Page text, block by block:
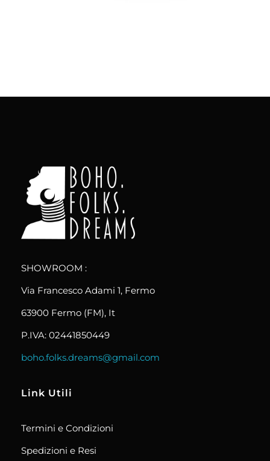
SHOWROOM :
Via Francesco Adami 1, Fermo
63900 Fermo (FM), It
P.IVA: 02441850449
boho.folks.dreams@gmail.com
Link Utili
Termini e Condizioni
Spedizioni e Resi